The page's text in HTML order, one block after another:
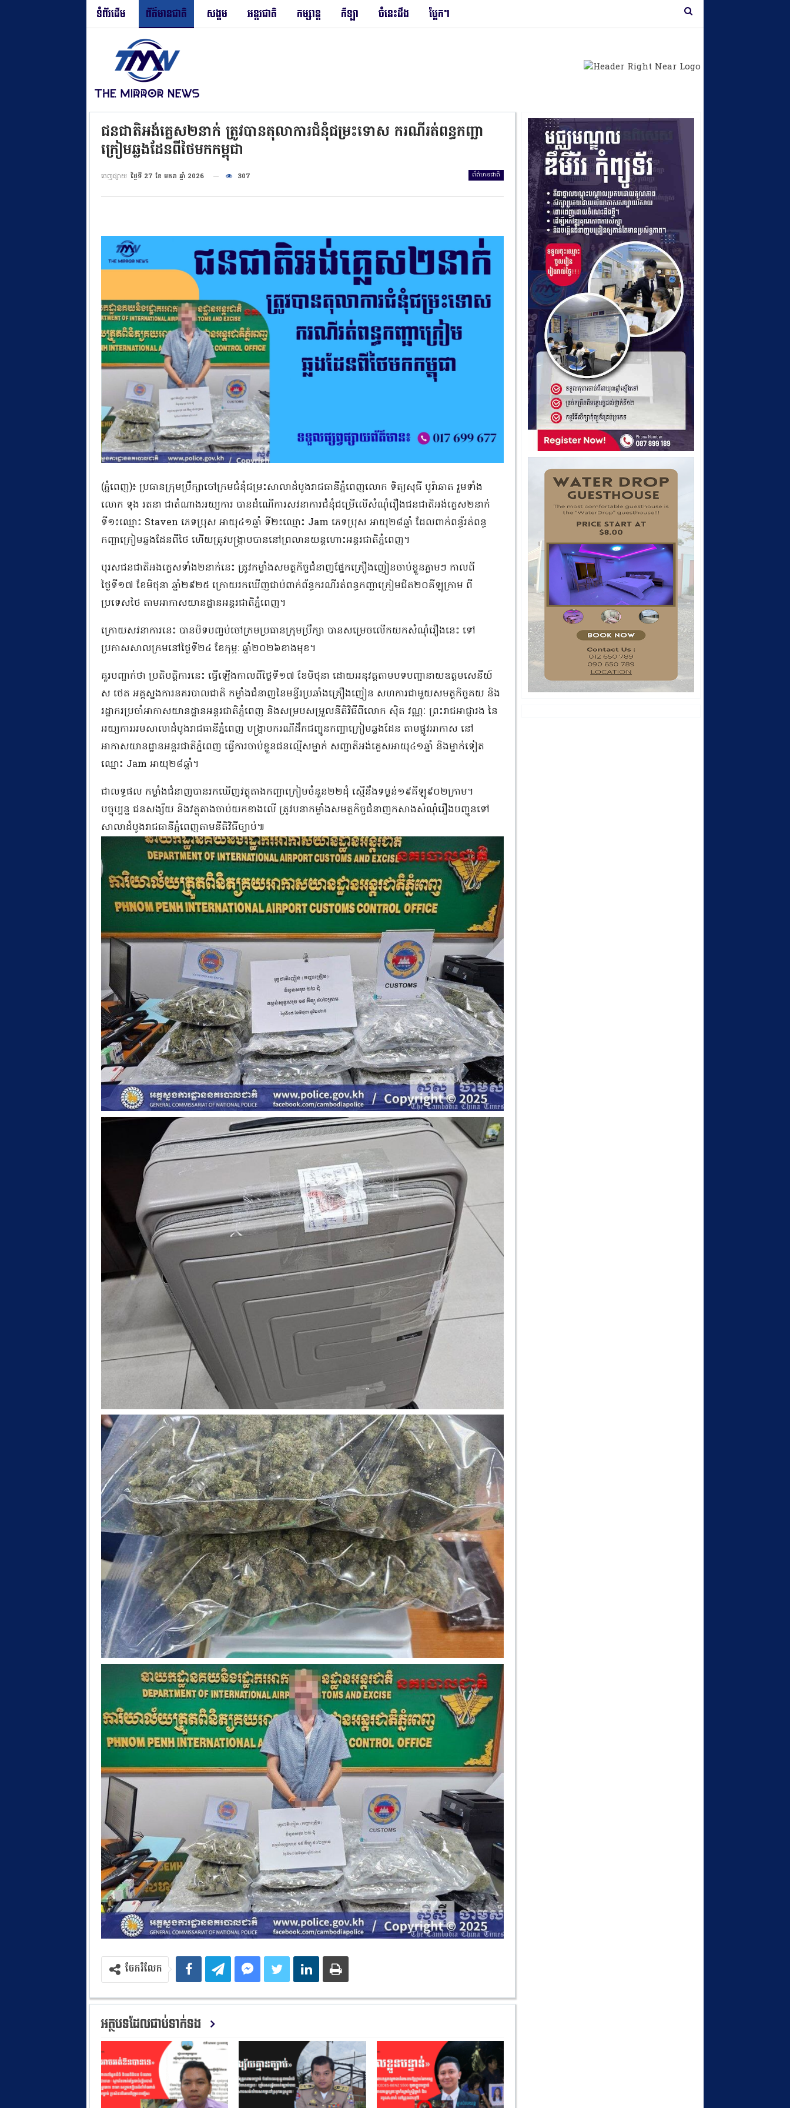
ទំព័រដើម ព័ត៌មានជាតិ សង្គម អន្តរជាតិ កម្សាន្ត កីឡា ចំនេះដឹង ប្លែកៗ
ជនជាតិអង់គ្លេស២នាក់ ត្រូវបានតុលាការជំនុំជម្រះទោស ករណីរត់ពន្ធកញ្ឆា
ក្រៀមឆ្លងដែនពីថៃមកកម្ពុជា
ព័ត៌មានជាតិ
ចេញផ្សាយ ថ្ងៃទី 27 ខែ មករា ឆ្នាំ 2026 307
(ភ្នំពេញ)៖ ប្រធានក្រុមប្រឹក្សាចៅក្រមជំនុំជម្រះសាលាដំបូងរាជធានីភ្នំពេញលោក ទិត្យសុធី បូរ៉ាឆាត រួមទាំង
លោក ទុង រតនា ជាតំណាងអយ្យការ បានដំណើការសវនាការជំនុំជម្រើលើសំណុំរឿងជនជាតិអង់គ្លេស២នាក់
ទី១៖ឈ្មោះ Staven ភេទប្រុស អាយុ៤១ឆ្នាំ ទី២៖ឈ្មោះ Jam ភេទប្រុស អាយុ២៨ឆ្នាំ ដែលពាក់ពន្ធ័រត់ពន្ធ
កញ្ឆាក្រៀមឆ្លងដែនពីថៃ ហើយត្រូវបង្ក្រាបបាននៅព្រលានយន្តហោះអន្តរជាតិភ្នំពេញ។
បុរសជនជាតិអងគ្លេសទាំង២នាក់នេះ ត្រូវកម្លាំងសមត្ថកិច្ចជំនាញផ្នែកគ្រឿងញៀនចាប់ខ្លួនភ្លាមៗ កាលពី
ថ្ងៃទី១៧ ខែមិថុនា ឆ្នាំ២៩២៥ ក្រោយរកឃើញជាប់ពាក់ព័ន្ធករណីរត់ពន្ធកញ្ឆាក្រៀមជិត២០គីឡូក្រាម ពី
ប្រទេសថៃ តាមអាកាសយានដ្ឋានអន្តរជាតិភ្នំពេញ។
ក្រោយសវនាការនេះ បានបិទបញ្ចប់ចៅក្រមប្រធានក្រុមប្រឹក្សា បានសម្រេចលើកយកសំណុំរឿងនេះ ទៅ
ប្រកាសសាលក្រមនៅថ្ងៃទី២៤ ខែកុម្ភ: ឆ្នាំ២០២៦ខាងមុខ។
គួរបញ្ជាក់ថា ប្រតិបត្តិការនេះ​ ធ្វើឡើងកាលពីថ្ងៃទី១៧ ខែមិថុនា ដោយអនុវត្ដតាមបទបញ្ជានាយឧត្តមសេនីយ៍
ស ថេត អគ្គស្នងការនគរបាលជាតិ កម្លាំងជំនាញនៃមន្ទីរប្រឆាំងគ្រឿងញៀន សហការជាមួយសមត្ថកិច្ចគយ និង
រដ្ឋាករប្រចាំអាកាសយានដ្ឋានអន្តរជាតិភ្នំពេញ និងសម្របសម្រួលនីតិវិធីពីលោក ស៊ិត វណ្ណៈ ព្រះរាជអាជ្ញារង នៃ
អយ្យការអមសាលាដំបូងរាជធានីភ្នំពេញ បង្ក្រាបករណីដឹកជញ្ជូនកញ្ឆាក្រៀមឆ្លងដែន តាមផ្លូវអាកាស នៅ
អាកាសយានដ្ឋានអន្តរជាតិភ្នំពេញ ធ្វើការចាប់ខ្លួនជនល្មើសម្នាក់ សញ្ជាតិអង់គ្លេសអាយុ៤១ឆ្នាំ និងម្នាក់ទៀត
ឈ្មោះ Jam អាយុ២៨ឆ្នាំ។
ជាលទ្ធផល កម្លាំងជំនាញបានរកឃើញវត្ថុតាងកញ្ឆាក្រៀមចំនួន២២ដុំ ស្មើនឹងទម្ងន់១៩គីឡូ៩០២ក្រាម។
បច្ចុប្បន្ន ជនសង្ស័យ និងវត្ថុតាងចាប់យកខាងលើ ត្រូវបនាកម្លាំងសមត្ថកិច្ចជំនាញកសាងសំណុំរឿងបញ្ជូនទៅ
សាលាដំបូងរាជធានីភ្នំពេញតាមនីតិវិធីច្បាប់៕
ចែករំលែក
អត្ថបទដែលជាប់ទាក់ទង